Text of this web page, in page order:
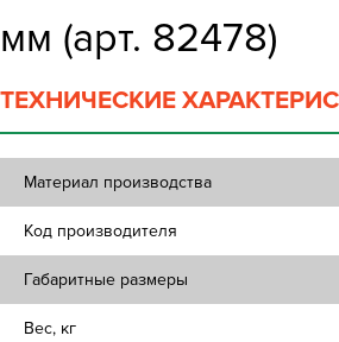
мм (арт. 82478)
ТЕХНИЧЕСКИЕ
Материал производства
Код производителя
Габаритные размеры
Вес, кг